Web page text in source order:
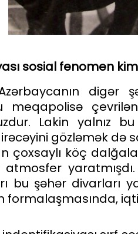
sosial fenomen
digər
meqapolisə
Lakin yalnız
gözləmək
çoxsaylı köç
atmosfer
şəhər divarları
formalaşmasında,